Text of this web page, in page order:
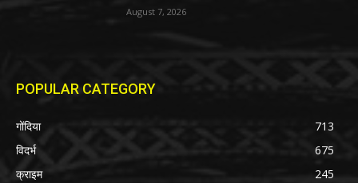
August 7, 2026
POPULAR CATEGORY
गोंदिया
713
विदर्भ
675
क्राइम
245